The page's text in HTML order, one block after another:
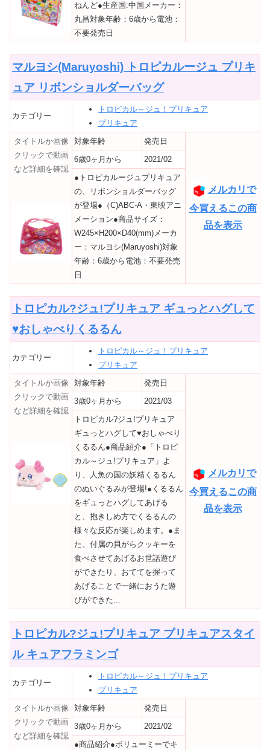
ねんど●生産国:中国メーカー：
丸昌対象年齢：6歳から電池：
不要発売日
マルヨシ(Maruyoshi) トロピカルージュ プリキ
ュア リボンショルダーバッグ
カテゴリー
トロピカル～ジュ！プリキュア
プリキュア
タイトルか画像
クリックで動画
など詳細を確認
対象年齢 発売日
メルカリで
今買えるこの商
品を表示
6歳0ヶ月から
2021/02
●トロピカルージュプリキュア
の、リボンショルダーバッグ
が登場●（C)ABC-A・東映アニ
メーション●商品サイズ：
W245×H200×D40(mm)メーカ
ー：マルヨシ(Maruyoshi)対象
年齢：6歳から電池：不要発売
日
トロピカル?ジュ!プリキュア ギュっとハグして
♥おしゃべりくるるん
カテゴリー
トロピカル～ジュ！プリキュア
プリキュア
タイトルか画像
クリックで動画
など詳細を確認
対象年齢 発売日
メルカリで
今買えるこの商
品を表示
3歳0ヶ月から
2021/03
トロピカル?ジュ!プリキュア
ギュっとハグして♥おしゃべり
くるるん●商品紹介●「トロピ
カル～ジュ!プリキュア」よ
り、人魚の国の妖精くるるん
のぬいぐるみが登場!●くるるん
をギュっとハグしてあげる
と、抱きしめ方でくるるんの
様々な反応が楽しめます。●ま
た、付属の貝がらクッキーを
食べさせてあげるお世話遊び
ができたり、おててを握って
あげることで一緒におうた遊
びができた...
トロピカル?ジュ!プリキュア プリキュアスタイ
ル キュアフラミンゴ
カテゴリー
トロピカル～ジュ！プリキュア
プリキュア
タイトルか画像
クリックで動画
など詳細を確認
対象年齢
発売日
3歳0ヶ月から
2021/02
●商品紹介●ボリューミーでキ